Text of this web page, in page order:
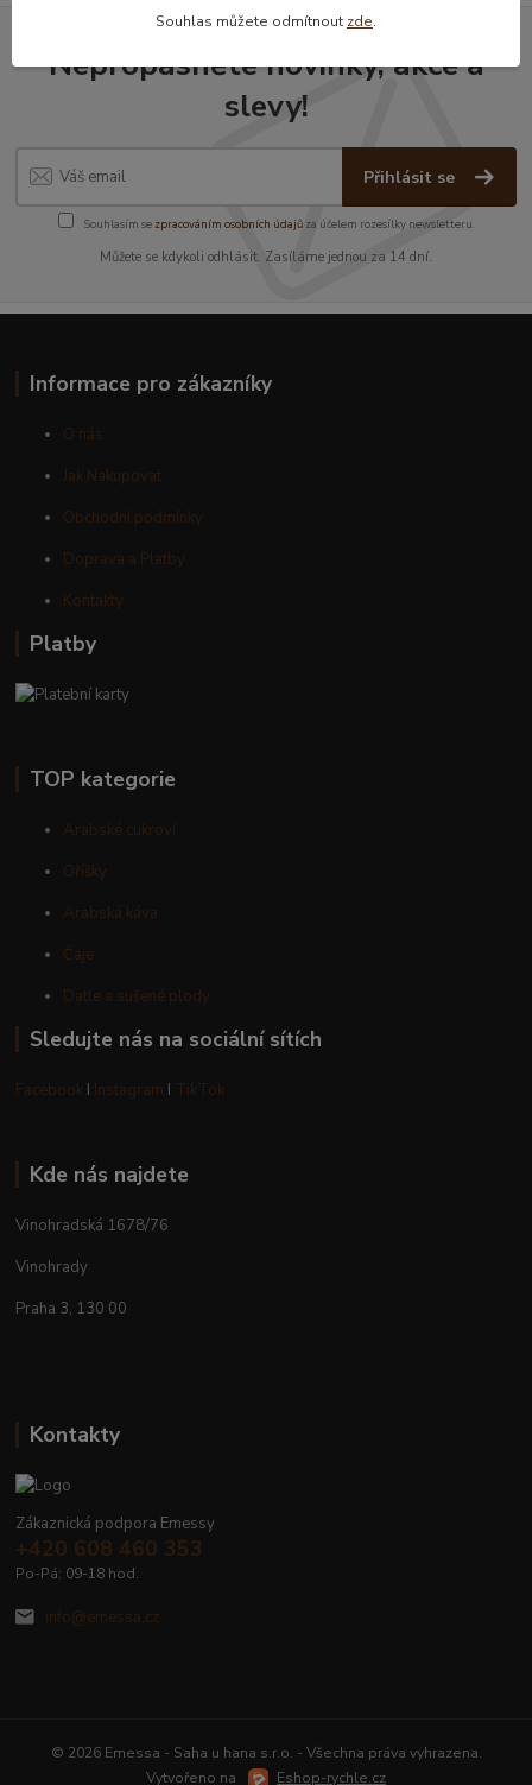
Nepropásněte novinky, akce a
slevy!
Přihlásit se
Souhlasím se zpracováním osobních údajůza účelem rozesílky newsletteru.
Můžete se kdykoli odhlásit. Zasíláme jednou za 14 dní.
Informace pro zákazníky
O nás
Jak Nakupovat
Obchodní podmínky
Doprava a Platby
Kontakty
Platby
TOP kategorie
Arabské cukroví
Oříšky
Arabská káva
Čaje
Datle a sušené plody
Sledujte nás na sociální sítích
Facebook I Instagram I TikTok
Kde nás najdete
Vinohradská 1678/76
Vinohrady
Praha 3, 130 00
Kontakty
Zákaznická podpora Emessy
+420 608 460 353
Po-Pá: 09-18 hod.
info@emessa.cz
© 2026 Emessa - Saha u hana s.r.o. - Všechna práva vyhrazena.
Vytvořeno na
Eshop-rychle.cz
Souhlas můžete odmítnout zde.